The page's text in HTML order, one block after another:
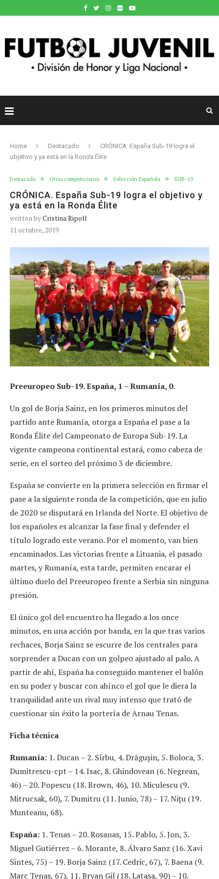
Home Destacado
CRÓNICA. España Sub-19 logra el
objetivo y ya está en la Ronda Élite
Destacado Otras competiciones Selección Española SUB-19
CRÓNICA. España Sub-19 logra el objetivo y
ya está en la Ronda Élite
written byCristina Ripoll
11 octubre, 2019
Preeuropeo Sub-19. España, 1 – Rumanía, 0.
Un gol de Borja Sainz, en los primeros minutos del
partido ante Rumanía, otorga a España el pase a la
Ronda Élite del Campeonato de Europa Sub-19. La
vigente campeona continental estará, como cabeza de
serie, en el sorteo del próximo 3 de diciembre.
España se convierte en la primera selección en firmar el
pase a la siguiente ronda de la competición, que en julio
de 2020 se disputará en Irlanda del Norte. El objetivo de
los españoles es alcanzar la fase final y defender el
título logrado este verano. Por el momento, van bien
encaminados. Las victorias frente a Lituania, el pasado
martes, y Rumanía, esta tarde, permiten encarar el
último duelo del Preeuropeo frente a Serbia sin ninguna
presión.
El único gol del encuentro ha llegado a los once
minutos, en una acción por banda, en la que tras varios
rechaces, Borja Sainz se escurre de los centrales para
sorprender a Ducan con un golpeo ajustado al palo. A
partir de ahí, España ha conseguido mantener el balón
en su poder y buscar con ahínco el gol que le diera la
tranquilidad ante un rival muy intenso que trató de
cuestionar sin éxito la portería de Arnau Tenas.
Ficha técnica
Rumanía: 1. Ducan – 2. Sîrbu, 4. Drăgușin, 5. Boloca, 3.
Dumitrescu-cpt – 14. Isac, 8. Ghindovean (6. Negrean,
46) – 20. Popescu (18. Brown, 46), 10. Miculescu (9.
Mitrucsak, 60), 7. Dumitru (11. Junio, 78) – 17. Nițu (19.
Munteanu, 68).
España: 1. Tenas – 20. Rosanas, 15. Pablo, 5. Jon, 3.
Miguel Gutiérrez – 6. Morante, 8. Álvaro Sanz (16. Xavi
Sintes, 75) – 19. Borja Sainz (17. Cedric, 67), 7. Baena (9.
Marc Tenas, 67), 11. Bryan Gil (18. Latasa, 90) – 10.